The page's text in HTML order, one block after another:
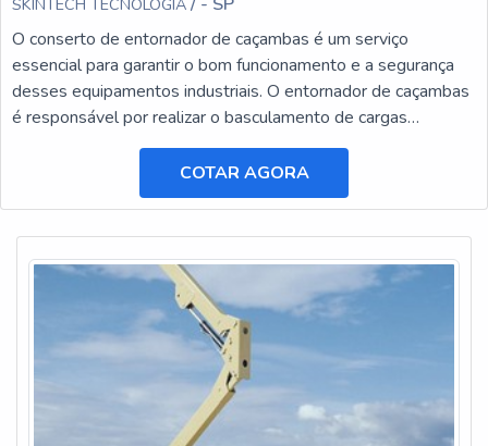
SKINTECH TECNOLOGIA
O conserto de entornador de caçambas é um serviço
essencial para garantir o bom funcionamento e a segurança
desses equipamentos industriais. O entornador de caçambas
é responsável por realizar o basculamento de cargas
pesadas, facilitando o transporte e a descarga de materiais.
COTAR AGORA